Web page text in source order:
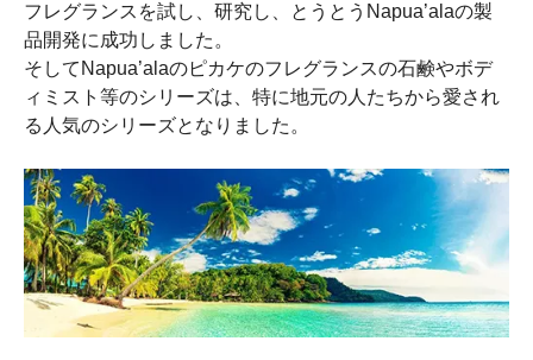
フレグランスを試し、研究し、とうとうNapua’alaの製
品開発に成功しました。
そしてNapua’alaのピカケのフレグランスの石鹸やボデ
ィミスト等のシリーズは、特に地元の人たちから愛され
る人気のシリーズとなりました。